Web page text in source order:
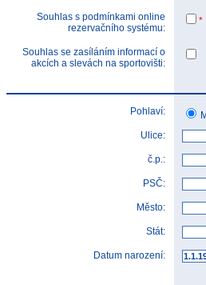
Souhlas s podmínkami online
rezervačního systému:
*
Souhlas se zasíláním informací o
akcích a slevách na sportovišti:
Pohlaví:
Ulice:
č.p.:
PSČ:
Město:
Stát:
Datum narození: